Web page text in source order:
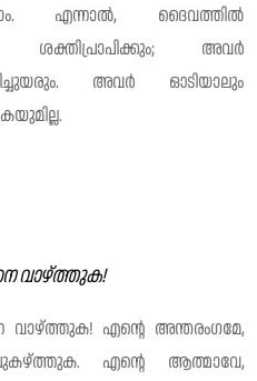
എന്നാൽ, ദൈവത്തിൽ
ശക്തിപ്രാപിക്കും; അവർ
അവർ ഓടിയാലും
വാഴ്ത്തുക!
വാഴ്ത്തുക! എന്റെ അന്തരംഗമേ,
എന്റെ ആത്മാവേ,